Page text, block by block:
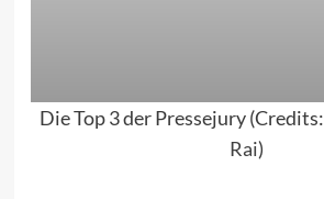
Die Top 3 der Pressejury (Credits:
Rai)